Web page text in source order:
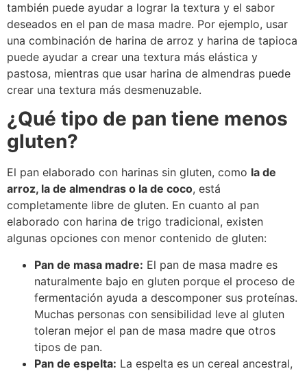
también puede ayudar a lograr la textura y el sabor
deseados en el pan de masa madre. Por ejemplo, usar
una combinación de harina de arroz y harina de tapioca
puede ayudar a crear una textura más elástica y
pastosa, mientras que usar harina de almendras puede
crear una textura más desmenuzable.
¿Qué tipo de pan tiene menos
gluten?
El pan elaborado con harinas sin gluten, como la de
arroz, la de almendras o la de coco, está
completamente libre de gluten. En cuanto al pan
elaborado con harina de trigo tradicional, existen
algunas opciones con menor contenido de gluten:
Pan de masa madre: El pan de masa madre es
naturalmente bajo en gluten porque el proceso de
fermentación ayuda a descomponer sus proteínas.
Muchas personas con sensibilidad leve al gluten
toleran mejor el pan de masa madre que otros
tipos de pan.
Pan de espelta: La espelta es un cereal ancestral,